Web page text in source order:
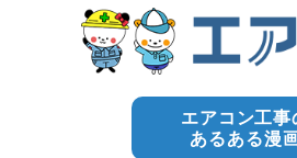
エアコン工事
あるある漫